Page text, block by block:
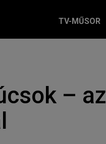
TV-MŰSOR
– az